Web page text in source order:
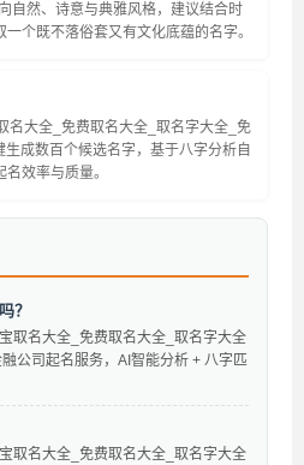
自然、诗意与典雅风格，建议结合时
个既不落俗套又有文化底蕴的名字。
名大全_免费取名大全_取名字大全_免
成数百个候选名字，基于八字分析自
效率与质量。
？
取名大全_免费取名大全_取名字大全
公司起名服务，AI智能分析 + 八字匹
取名大全_免费取名大全_取名字大全